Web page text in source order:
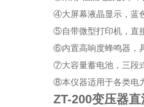
④大屏幕液晶显示，蓝
⑤自带微型打印机，直
⑥内置高响度蜂鸣器，
⑦大容量蓄电池，三段
⑧本仪器适用于各类电
ZT-200变压器